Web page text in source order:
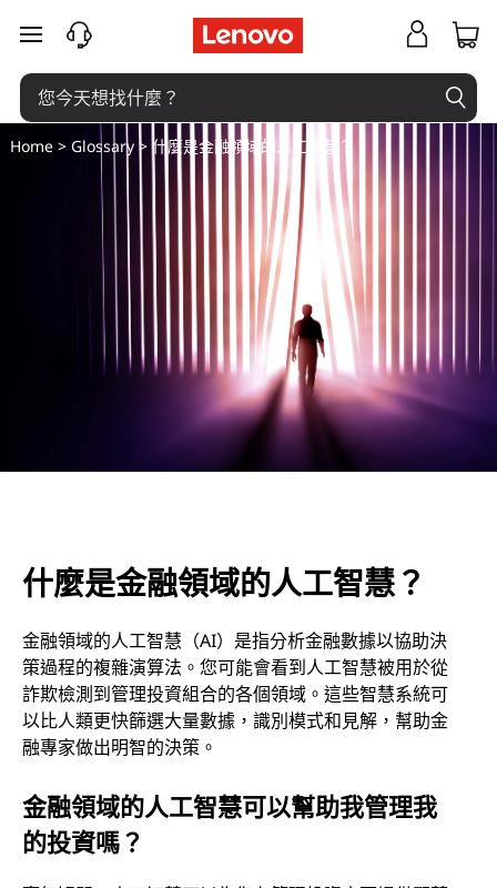
什
麼
是
工
慧
？
跳至主要內容
Home> Glossary> 什麼是金融領域的人工智慧？
什麼是金融領域的人工智慧？
金融領域的人工智慧（AI）是指分析金融數據以協助決
策過程的複雜演算法。您可能會看到人工智慧被用於從
詐欺檢測到管理投資組合的各個領域。這些智慧系統可
以比人類更快篩選大量數據，識別模式和見解，幫助金
融專家做出明智的決策。
金融領域的人工智慧可以幫助我管理我
的投資嗎？